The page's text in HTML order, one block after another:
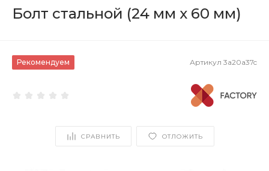
Болт стальной (24 мм х 60 мм)
Рекомендуем Артикул 3a20a37c
СРАВНИТЬ ОТЛОЖИТЬ